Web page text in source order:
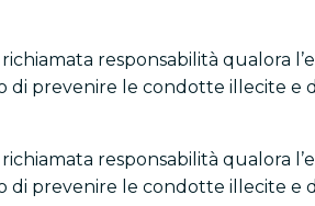
responsabilità qualora
di prevenire le condotte illecite e
responsabilità qualora
di prevenire le condotte illecite e